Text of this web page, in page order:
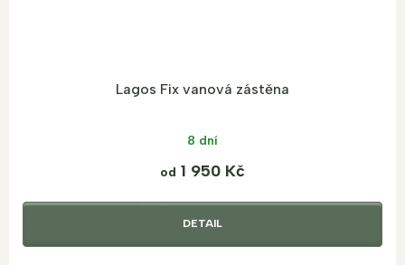
Lagos Fix vanová zástěna
8 dní
od 1 950 Kč
DETAIL